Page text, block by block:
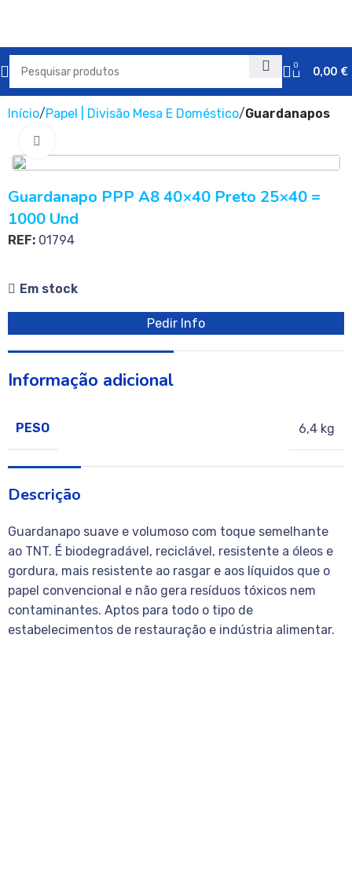
0 0,00 €
Início Papel | Divisão Mesa E Doméstico Guardanapos
Guardanapo PPP A8 40×40 Preto 25×40 =
1000 Und
REF: 01794
Em stock
Pedir Info
Informação adicional
PESO 6,4 kg
Descrição
Guardanapo suave e volumoso com toque semelhante
ao TNT. É biodegradável, reciclável, resistente a óleos e
gordura, mais resistente ao rasgar e aos líquidos que o
papel convencional e não gera resíduos tóxicos nem
contaminantes. Aptos para todo o tipo de
estabelecimentos de restauração e indústria alimentar.